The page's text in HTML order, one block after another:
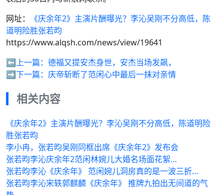
网址：
《庆余年2》主演片酬曝光？李沁吴刚不分高低，陈
道明险胜张若昀
https://www.alqsh.com/news/view/19641
⬅️上一篇： 德福又提安杰身世，安杰当场发飙，
➡️下一篇： 庆帝斩断了范闲心中最后一抹对亲情
相关内容
《庆余年2》主演片酬曝光？李沁吴刚不分高低，陈道明险
胜张若昀
李小冉，张若昀吴刚同框出席《庆余年2》发布会
张若昀李沁庆余年2范闲林婉儿大婚名场面花絮…
张若昀李沁《庆余年》 范闲婉儿洞房真的是一波三折…
张若昀李沁宋轶郭麒麟《庆余年》 推牌九拍出无间道的气